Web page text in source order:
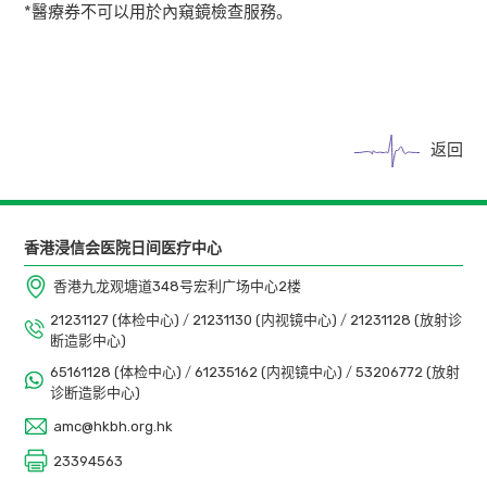
*醫療券不可以用於內窺鏡檢查服務。
返回
香港浸信会医院日间医疗中心
香港九龙观塘道348号宏利广场中心2楼
21231127 (体检中心) / 21231130 (内视镜中心) / 21231128 (放射诊
断造影中心)
65161128 (体检中心) / 61235162 (内视镜中心) / 53206772 (放射
诊断造影中心)
amc@hkbh.org.hk
23394563